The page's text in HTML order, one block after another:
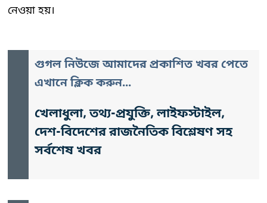
নেওয়া হয়।
গুগল নিউজে আমাদের প্রকাশিত খবর পেতে
এখানে ক্লিক করুন...
খেলাধুলা, তথ্য-প্রযুক্তি, লাইফস্টাইল,
দেশ-বিদেশের রাজনৈতিক বিশ্লেষণ সহ
সর্বশেষ খবর